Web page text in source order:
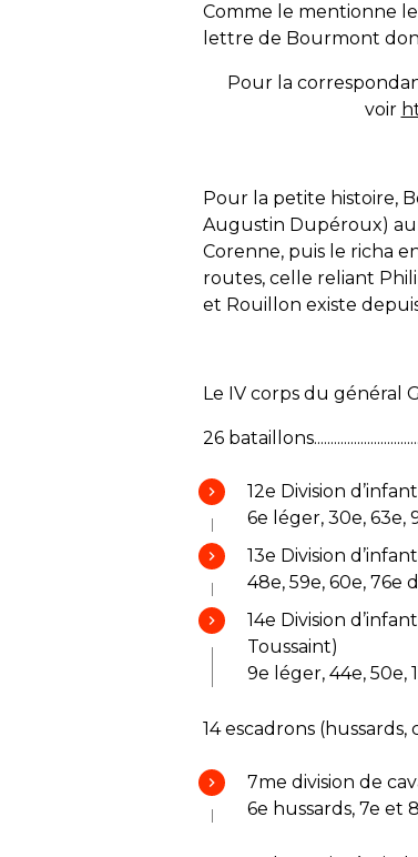
Comme le mentionne
lettre de Bourmont
Pour la
voir
Pour la petite histoire,
Augustin Dupéroux)
Corenne, puis le richa
routes, celle reliant
et Rouillon existe
Le IV corps du général
26
12e Division
6e léger, 30e, 63e,
13e Division
48e, 59e, 60e, 76e
14e Division
Toussaint)
9e léger, 44e, 50e,
14 escadrons (hussards,
7me division de
6e hussards, 7e et